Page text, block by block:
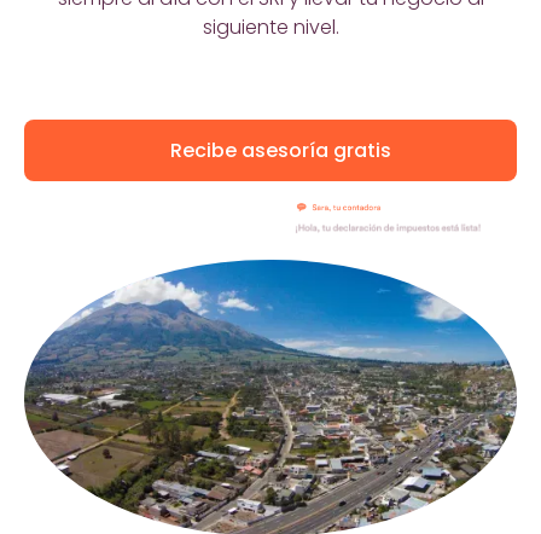
siguiente nivel.
Recibe asesoría gratis